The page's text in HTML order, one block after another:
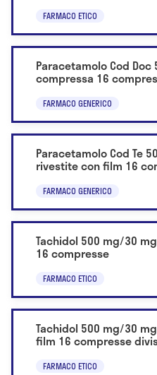
FARMACO ETICO
Paracetamolo Cod
compressa 16
FARMACO GENERICO
Paracetamolo Cod Te
rivestite con film 16
FARMACO GENERICO
Tachidol 500 mg/30
16 compresse
FARMACO ETICO
Tachidol 500 mg/30
film 16 compresse
FARMACO ETICO